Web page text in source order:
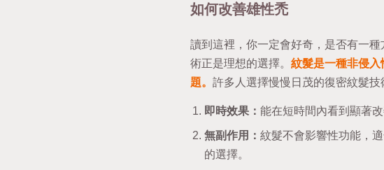
如何改善雄性禿
讀到這裡，你一定會好奇，是否有一
術正是理想的選擇。 紋髮是一種非侵
題。 許多人選擇慢慢日茂的復密紋髮技
即時效果： 能在短時間內看到顯著
無副作用： 紋髮不會影響性功能，
的選擇。